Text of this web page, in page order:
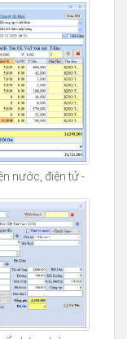
nước, điện tử -